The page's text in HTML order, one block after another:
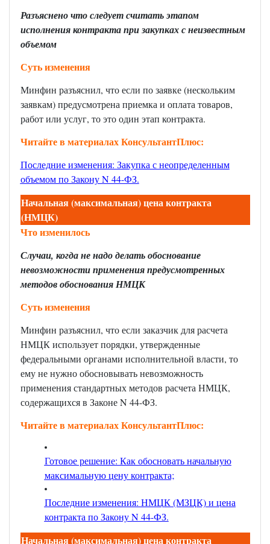
Разъяснено что следует считать этапом
исполнения контракта при закупках с неизвестным
объемом
Суть изменения
Минфин разъяснил, что если по заявке (нескольким
заявкам) предусмотрена приемка и оплата товаров,
работ или услуг, то это один этап контракта.
Читайте в материалах КонсультантПлюс:
Последние изменения: Закупка с неопределенным
объемом по Закону N 44-ФЗ.
Начальная (максимальная) цена контракта
(НМЦК)
Что изменилось
Случаи, когда не надо делать обоснование
невозможности применения предусмотренных
методов обоснования НМЦК
Суть изменения
Минфин разъяснил, что если заказчик для расчета
НМЦК использует порядки, утвержденные
федеральными органами исполнительной власти, то
ему не нужно обосновывать невозможность
применения стандартных методов расчета НМЦК,
содержащихся в ЗаконеN44-ФЗ.
Читайте в материалах КонсультантПлюс:
Готовое решение: Как обосновать начальную
максимальную цену контракта;
Последние изменения: НМЦК (МЗЦК) и цена
контракта по Закону N 44-ФЗ.
Начальная (максимальная) цена контракта